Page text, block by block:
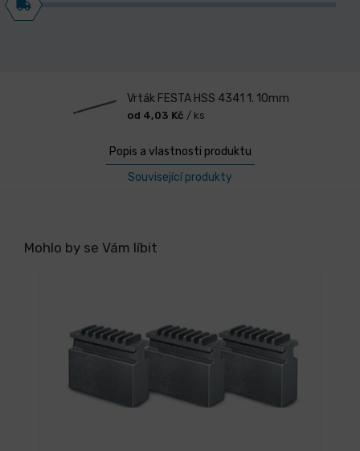
Vrták FESTA HSS 4341 1. 10mm
od 4,03 Kč / ks
Popis a vlastnosti produktu
Související produkty
Mohlo by se Vám líbit